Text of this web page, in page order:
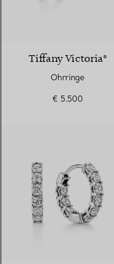
Tiffany Victoria®
Ohrringe
€ 5.500